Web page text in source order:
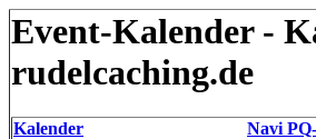
Event-Kalender -
rudelcaching.de
Kalender
Navi